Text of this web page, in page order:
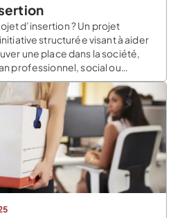
d’insertion ? Un projet
structurée visant à aider
une place dans la société,
professionnel, social ou
de retrouver un emploi, de se
nouvelle carrière, ou de réintégrer
après […]